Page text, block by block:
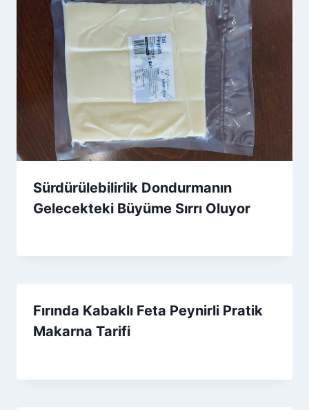
Sürdürülebilirlik Dondurmanın
Gelecekteki Büyüme Sırrı Oluyor
Fırında Kabaklı Feta Peynirli Pratik
Makarna Tarifi